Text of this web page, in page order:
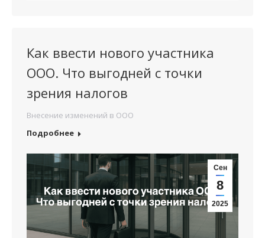
Как ввести нового участника
ООО. Что выгодней с точки
зрения налогов
Внесение изменений в ООО
Подробнее
Сен
8
2025